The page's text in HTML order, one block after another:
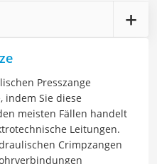
Presszange
indem Sie diese
meisten Fällen handelt
Leitungen.
Crimpzangen